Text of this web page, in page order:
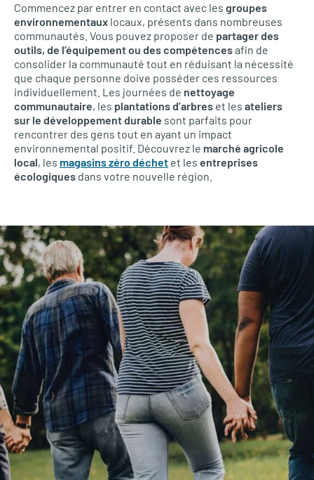
Commencez par entrer en contact avec les groupes
environnementaux locaux, présents dans nombreuses
communautés. Vous pouvez proposer de partager des
outils, de l’équipement ou des compétencesafin de
consolider la communauté tout en réduisant la nécessité
que chaque personne doive posséder ces ressources
individuellement. Les journées de nettoyage
communautaire, les plantations d’arbres et les ateliers
sur le développement durable sont parfaits pour
rencontrer des gens tout en ayant un impact
environnemental positif. Découvrez le marché agricole
local, les magasins zéro déchet et les entreprises
écologiques dans votre nouvelle région.